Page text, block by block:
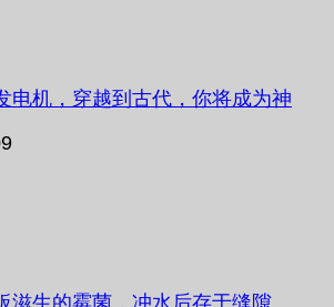
电机，穿越到古代，你将成为神
滋生的霉菌，冲水后存于缝隙